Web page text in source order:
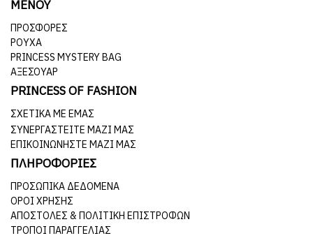
ΜΕΝΟΥ
ΠΡΟΣΦΟΡΕΣ
ΡΟΥΧΑ
PRINCESS MYSTERY BAG
ΑΞΕΣΟΥΑΡ
PRINCESS OF FASHION
ΣΧΕΤΙΚΆ ΜΕ ΕΜΆΣ
ΣΥΝΕΡΓΑΣΤΕΊΤΕ ΜΑΖΊ ΜΑΣ
ΕΠΙΚΟΙΝΩΝΉΣΤΕ ΜΑΖΊ ΜΑΣ
ΠΛΗΡΟΦΟΡΙΕΣ
ΠΡΟΣΩΠΙΚΆ ΔΕΔΟΜΈΝΑ
ΌΡΟΙ ΧΡΉΣΗΣ
ΑΠΟΣΤΟΛΈΣ & ΠΟΛΙΤΙΚΉ ΕΠΙΣΤΡΟΦΏΝ
ΤΡΌΠΟΙ ΠΑΡΑΓΓΕΛΊΑΣ